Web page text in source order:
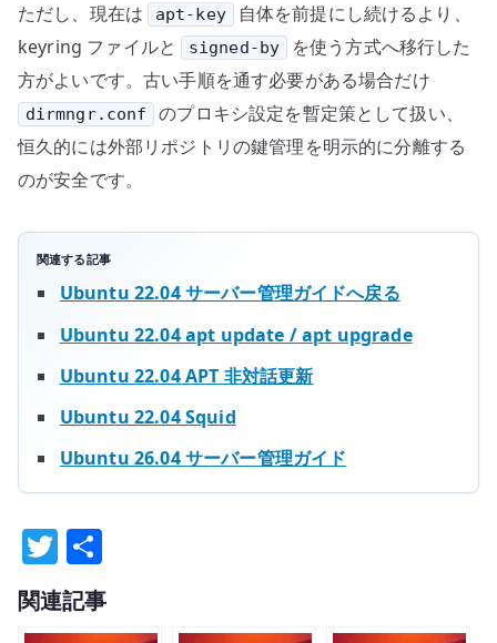
ただし、現在は apt-key
自体を前提にし続けるより、
keyring ファイルと
signed-by
を使う方式へ移行した
方がよいです。古い手順を通す必要がある場合だけ
dirmngr.conf
のプロキシ設定を暫定策として扱い、
恒久的には外部リポジトリの鍵管理を明示的に分離する
のが安全です。
関連する記事
Ubuntu 22.04 サーバー管理ガイドへ戻る
Ubuntu 22.04 apt update / apt upgrade
Ubuntu 22.04 APT 非対話更新
Ubuntu 22.04 Squid
Ubuntu 26.04 サーバー管理ガイド
T
w
it
有
関連記事